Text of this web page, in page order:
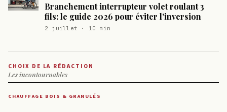
Branchement interrupteur volet roulant 3
fils: le guide 2026 pour éviter l'inversion
2 juillet · 10 min
CHOIX DE LA RÉDACTION
Les incontournables
CHAUFFAGE BOIS & GRANULÉS